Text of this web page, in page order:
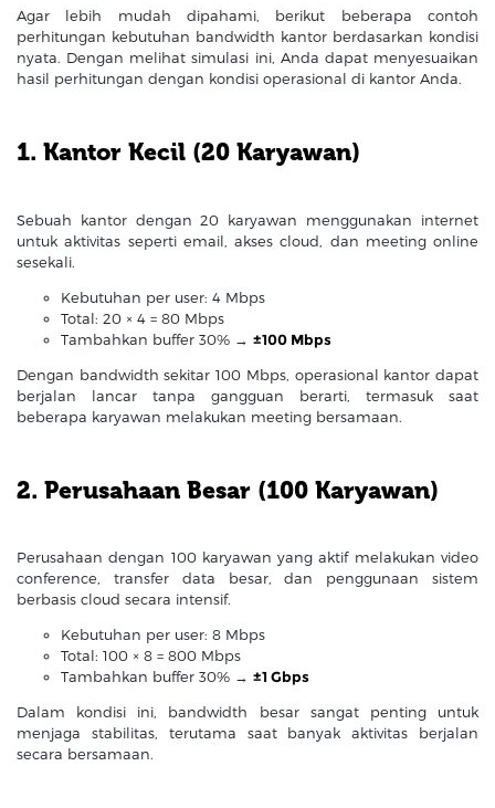
Agar lebih mudah dipahami, berikut beberapa contoh
perhitungan kebutuhan bandwidth kantor berdasarkan kondisi
nyata. Dengan melihat simulasi ini, Anda dapat menyesuaikan
hasil perhitungan dengan kondisi operasional di kantor Anda.
1. Kantor Kecil (20 Karyawan)
Sebuah kantor dengan 20 karyawan menggunakan internet
untuk aktivitas seperti email, akses cloud, dan meeting online
sesekali.
Kebutuhan per user: 4 Mbps
Total: 20 × 4 = 80 Mbps
Tambahkan buffer 30% → ±100 Mbps
Dengan bandwidth sekitar 100 Mbps, operasional kantor dapat
berjalan lancar tanpa gangguan berarti, termasuk saat
beberapa karyawan melakukan meeting bersamaan.
2. Perusahaan Besar (100 Karyawan)
Perusahaan dengan 100 karyawan yang aktif melakukan video
conference, transfer data besar, dan penggunaan sistem
berbasis cloud secara intensif.
Kebutuhan per user: 8 Mbps
Total: 100 × 8 = 800 Mbps
Tambahkan buffer 30% → ±1 Gbps
Dalam kondisi ini, bandwidth besar sangat penting untuk
menjaga stabilitas, terutama saat banyak aktivitas berjalan
secara bersamaan.